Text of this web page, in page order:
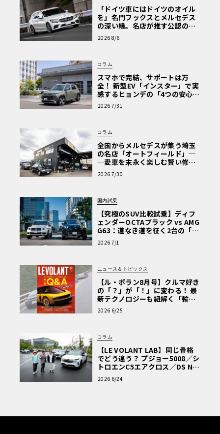
「ドイツ車にはドイツのオイル
を」名門フックスとメルセデス
の深い縁。名店が推す公認の安
心と、Cクラスで味わうシルキー
な走り〈PR〉
2026 8/6
コラム
スマホで完結、サポートは万
全！ 新型EV「インスター」で実
感するヒョンデの「4つの安心」
【第1回・ヒョンデ6つの疑問：
Why? Hyundai?】〈PR〉
2026 7/31
コラム
全国からメルセデスが集う埼玉
の名店「オートフィールド」─
─愛車を末永く楽しむ賢い修理
術と、プロがフックス製オイル
を選ぶ理由〈PR〉
2026 7/30
国内試乗
【究極のSUV比較試乗】ディフ
ェンダーOCTAブラック vs AMG
G63：道なき道を征く2台の「対
極的アプローチ」
2026 7/1
ニュース＆トピックス
【ル・ボラン8月号】クルマ好き
の「？」が「！」に変わる！ 最
新テクノロジーも紐解く「輸入
車Q&A」
2026 6/25
コラム
【LE VOLANT LAB】同じ骨格
でどう違う？ プジョー5008／シ
トロエンC5エアクロス／DS Nº4
読者一気乗りレポート
2026 6/24